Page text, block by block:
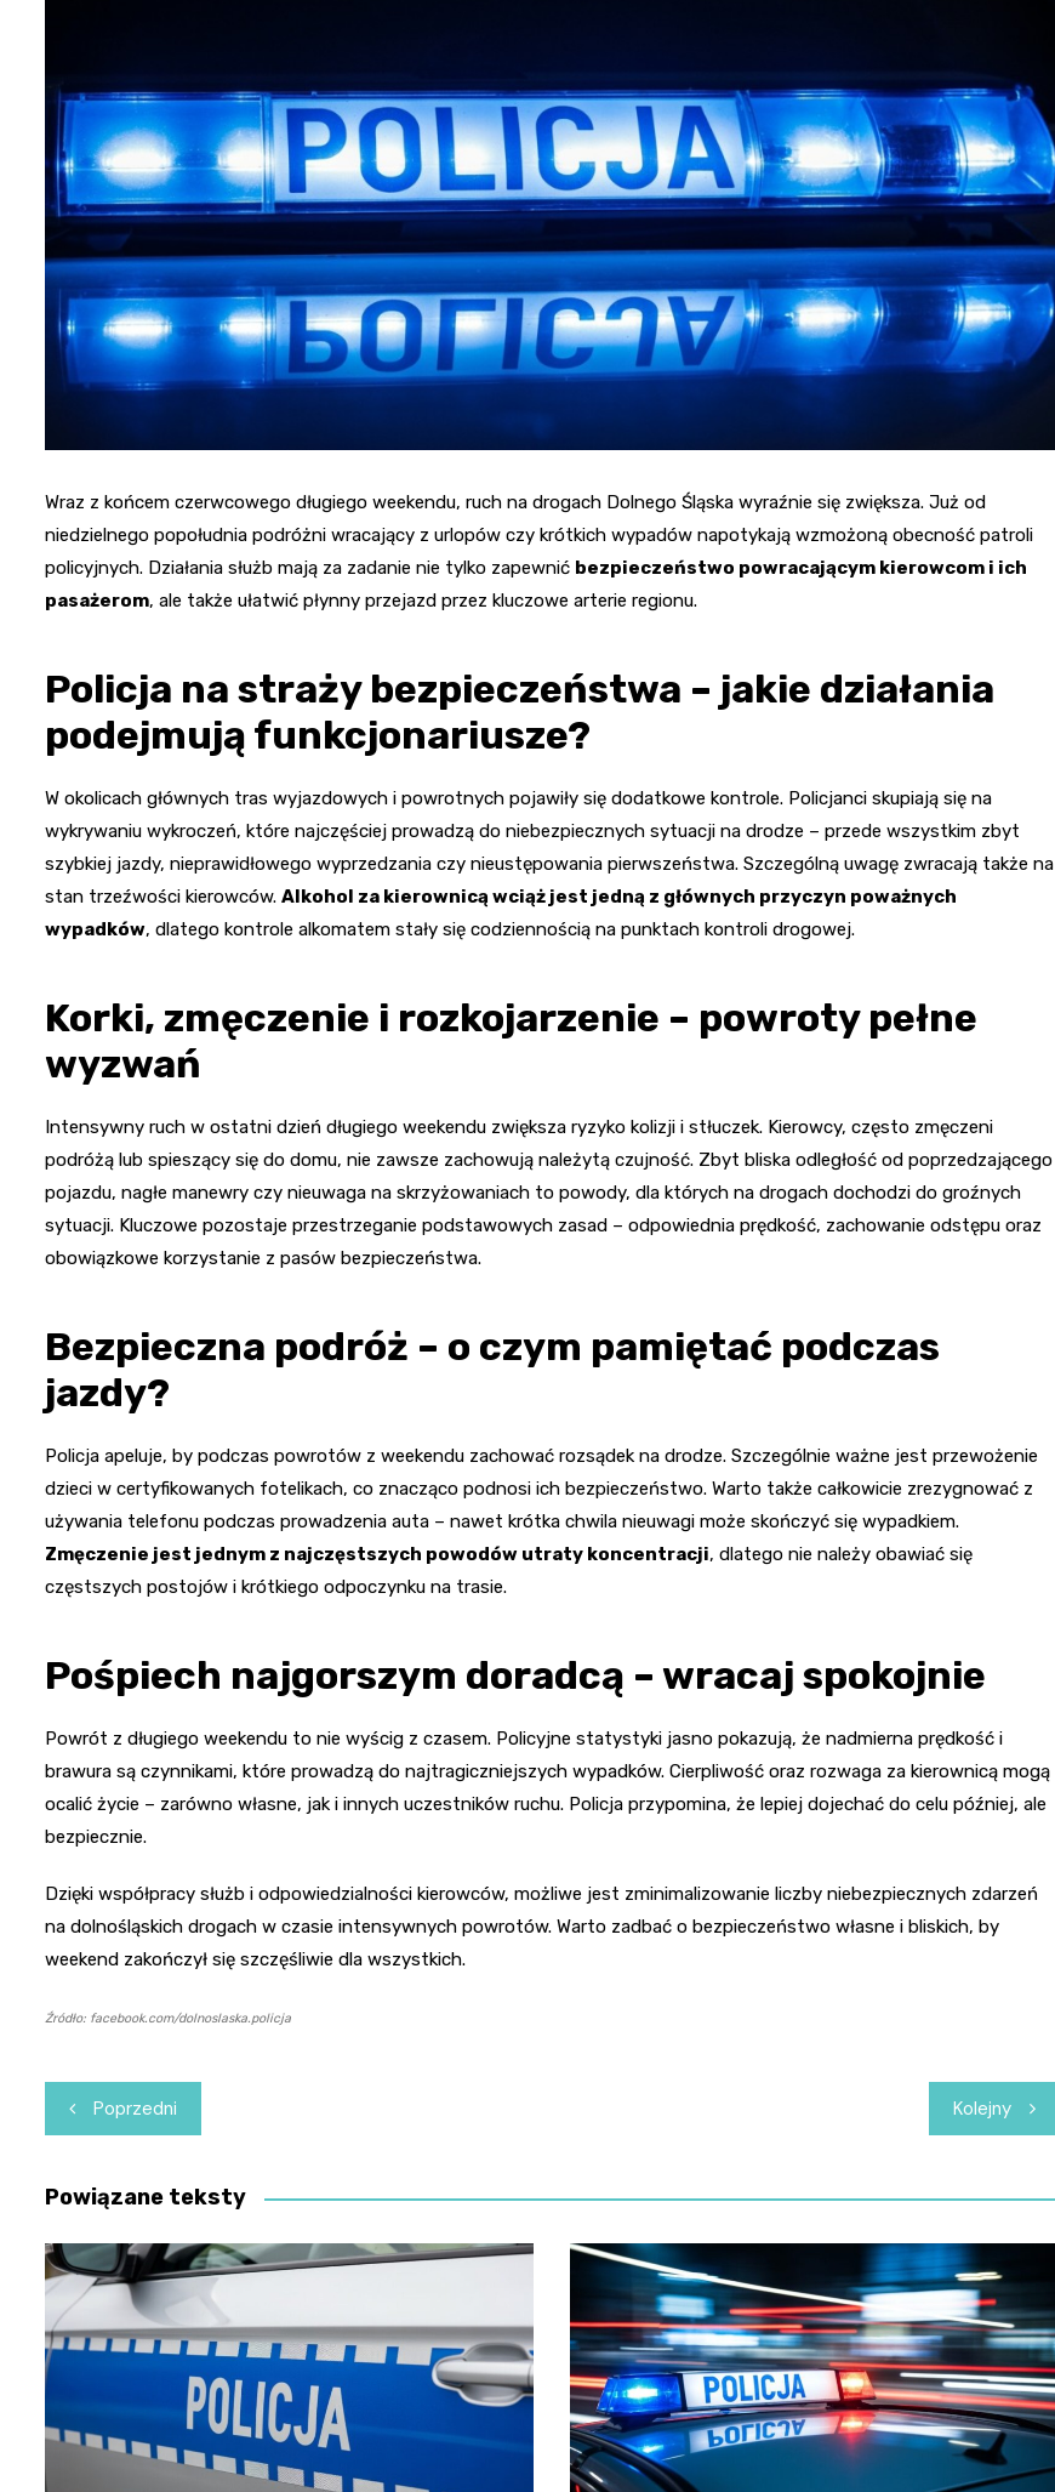
Kino
Poczta
Wraz z końcem czerwcowego długiego weekendu, ruch na drogach Dolnego Śląska wyraźnie się zwiększa. Już od
niedzielnego popołudnia podróżni wracający z urlopów czy krótkich wypadów napotykają wzmożoną obecność patroli
policyjnych. Działania służb mają za zadanie nie tylko zapewnić bezpieczeństwo powracającym kierowcom i ich
pasażerom, ale także ułatwić płynny przejazd przez kluczowe arterie regionu.
Policja na straży bezpieczeństwa – jakie działania
podejmują funkcjonariusze?
W okolicach głównych tras wyjazdowych i powrotnych pojawiły się dodatkowe kontrole. Policjanci skupiają się na
wykrywaniu wykroczeń, które najczęściej prowadzą do niebezpiecznych sytuacji na drodze – przede wszystkim zbyt
szybkiej jazdy, nieprawidłowego wyprzedzania czy nieustępowania pierwszeństwa. Szczególną uwagę zwracają także na
stan trzeźwości kierowców. Alkohol za kierownicą wciąż jest jedną z głównych przyczyn poważnych
wypadków, dlatego kontrole alkomatem stały się codziennością na punktach kontroli drogowej.
Korki, zmęczenie i rozkojarzenie – powroty pełne
wyzwań
Intensywny ruch w ostatni dzień długiego weekendu zwiększa ryzyko kolizji i stłuczek. Kierowcy, często zmęczeni
podróżą lub spieszący się do domu, nie zawsze zachowują należytą czujność. Zbyt bliska odległość od poprzedzającego
pojazdu, nagłe manewry czy nieuwaga na skrzyżowaniach to powody, dla których na drogach dochodzi do groźnych
sytuacji. Kluczowe pozostaje przestrzeganie podstawowych zasad – odpowiednia prędkość, zachowanie odstępu oraz
obowiązkowe korzystanie z pasów bezpieczeństwa.
Bezpieczna podróż – o czym pamiętać podczas
jazdy?
Policja apeluje, by podczas powrotów z weekendu zachować rozsądek na drodze. Szczególnie ważne jest przewożenie
dzieci w certyfikowanych fotelikach, co znacząco podnosi ich bezpieczeństwo. Warto także całkowicie zrezygnować z
używania telefonu podczas prowadzenia auta – nawet krótka chwila nieuwagi może skończyć się wypadkiem.
Zmęczenie jest jednym z najczęstszych powodów utraty koncentracji, dlatego nie należy obawiać się
częstszych postojów i krótkiego odpoczynku na trasie.
Pośpiech najgorszym doradcą – wracaj spokojnie
Powrót z długiego weekendu to nie wyścig z czasem. Policyjne statystyki jasno pokazują, że nadmierna prędkość i
brawura są czynnikami, które prowadzą do najtragiczniejszych wypadków. Cierpliwość oraz rozwaga za kierownicą mogą
ocalić życie – zarówno własne, jak i innych uczestników ruchu. Policja przypomina, że lepiej dojechać do celu później, ale
bezpiecznie.
Dzięki współpracy służb i odpowiedzialności kierowców, możliwe jest zminimalizowanie liczby niebezpiecznych zdarzeń
na dolnośląskich drogach w czasie intensywnych powrotów. Warto zadbać o bezpieczeństwo własne i bliskich, by
weekend zakończył się szczęśliwie dla wszystkich.
Źródło: facebook.com/dolnoslaska.policja
Nawigacja
wpisu
Poprzedni Kolejny
Powiązane teksty